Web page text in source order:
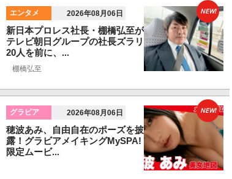
エンタメ 2026年08月06日
新日本プロレス社長・棚橋弘至が
テレビ朝日グループの社長ズラリ
20人を前に、...
棚橋弘至
NEW!
グラビア 2026年08月06日
穂波あみ、自由自在のポーズを披
露！グラビアメイキングMySPA!
限定ムービ...
NEW!